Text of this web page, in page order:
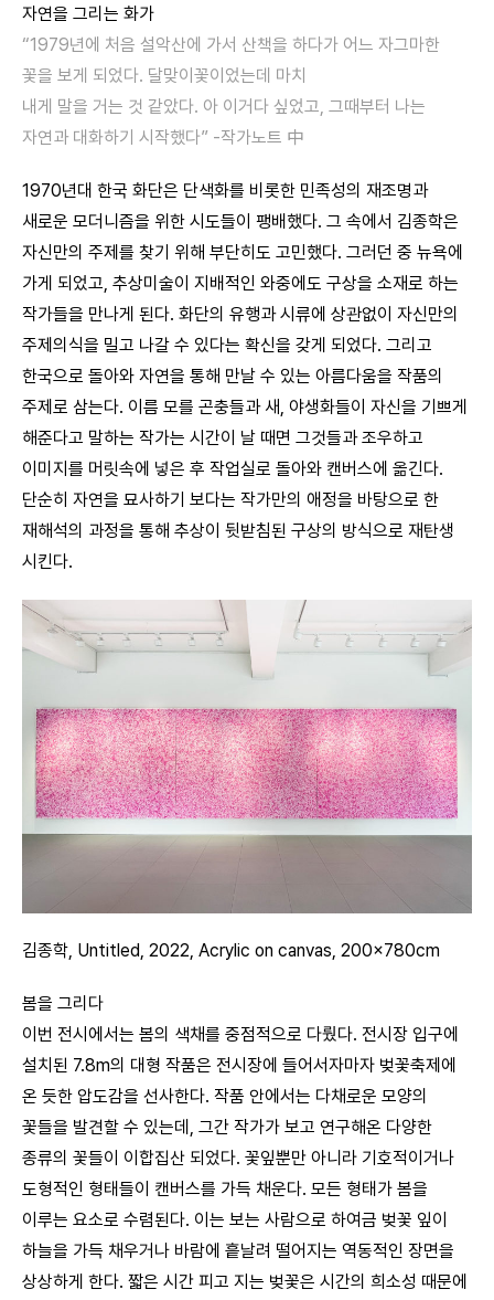
자연을 그리는 화가
“1979년에 처음 설악산에 가서 산책을 하다가 어느 자그마한
꽃을 보게 되었다. 달맞이꽃이었는데 마치
내게 말을 거는 것 같았다. 아 이거다 싶었고, 그때부터 나는
자연과 대화하기 시작했다” -작가노트 中
1970년대 한국 화단은 단색화를 비롯한 민족성의 재조명과
새로운 모더니즘을 위한 시도들이 팽배했다. 그 속에서 김종학은
자신만의 주제를 찾기 위해 부단히도 고민했다. 그러던 중 뉴욕에
가게 되었고, 추상미술이 지배적인 와중에도 구상을 소재로 하는
작가들을 만나게 된다. 화단의 유행과 시류에 상관없이 자신만의
주제의식을 밀고 나갈 수 있다는 확신을 갖게 되었다. 그리고
한국으로 돌아와 자연을 통해 만날 수 있는 아름다움을 작품의
주제로 삼는다. 이름 모를 곤충들과 새, 야생화들이 자신을 기쁘게
해준다고 말하는 작가는 시간이 날 때면 그것들과 조우하고
이미지를 머릿속에 넣은 후 작업실로 돌아와 캔버스에 옮긴다.
단순히 자연을 묘사하기 보다는 작가만의 애정을 바탕으로 한
재해석의 과정을 통해 추상이 뒷받침된 구상의 방식으로 재탄생
시킨다.
김종학, Untitled, 2022, Acrylic on canvas, 200x780cm
봄을 그리다
이번 전시에서는 봄의 색채를 중점적으로 다뤘다. 전시장 입구에
설치된 7.8m의 대형 작품은 전시장에 들어서자마자 벚꽃축제에
온 듯한 압도감을 선사한다. 작품 안에서는 다채로운 모양의
꽃들을 발견할 수 있는데, 그간 작가가 보고 연구해온 다양한
종류의 꽃들이 이합집산 되었다. 꽃잎뿐만 아니라 기호적이거나
도형적인 형태들이 캔버스를 가득 채운다. 모든 형태가 봄을
이루는 요소로 수렴된다. 이는 보는 사람으로 하여금 벚꽃 잎이
하늘을 가득 채우거나 바람에 흩날려 떨어지는 역동적인 장면을
상상하게 한다. 짧은 시간 피고 지는 벚꽃은 시간의 희소성 때문에